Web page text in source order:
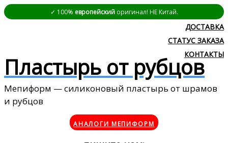
✓ 100% европейскийоригинал! НЕ Китай.
ДОСТАВКА
СТАТУС ЗАКАЗА
КОНТАКТЫ
Пластырь от рубцов
Мепиформ — силиконовый пластырь от шрамов
и рубцов
АНАЛОГИ МЕПИФОРМ